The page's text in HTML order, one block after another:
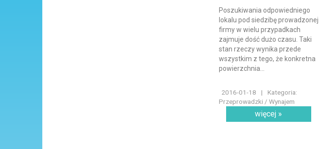
Poszukiwania odpowiedniego
lokalu pod siedzibę prowadzonej
firmy w wielu przypadkach
zajmuje dość dużo czasu. Taki
stan rzeczy wynika przede
wszystkim z tego, że konkretna
powierzchnia...
2016-01-18 |
Kategoria:
Przeprowadzki / Wynajem
więcej »